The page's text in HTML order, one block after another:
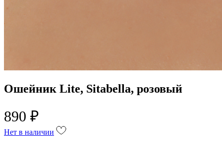
Ошейник Lite, Sitabella, розовый
890 ₽
Нет в наличии